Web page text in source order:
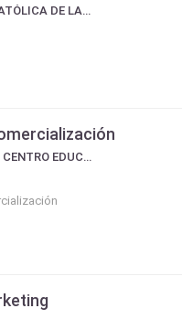
UCALP UNIVERSIDAD CATÓLICA DE LA PLATA
UCEL UNIVERSIDAD DEL CENTRO EDUCATIVO LATINOAMERICANO